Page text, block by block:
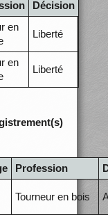
Décision
en
Liberté
en
Liberté
Profession
Tourneur en bois